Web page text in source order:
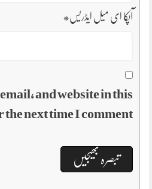
آپکا ای میل ایڈریس*
and website in this
next time I comment.